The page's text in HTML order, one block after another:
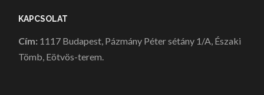
KAPCSOLAT
Cím: 1117 Budapest, Pázmány Péter sétány 1/A, Északi
Tömb, Eötvös-terem.